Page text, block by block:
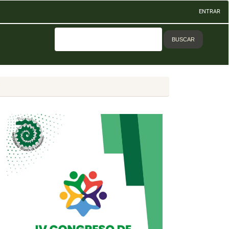
ENTRAR
BUSCAR